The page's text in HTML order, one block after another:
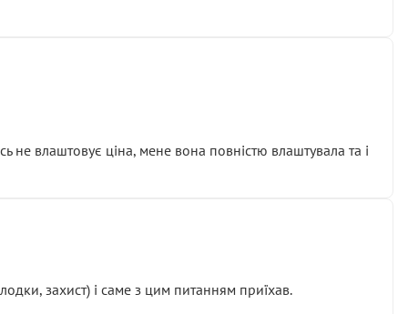
влаштовує ціна, мене вона повністю влаштувала та і
захист) і саме з цим питанням приїхав.